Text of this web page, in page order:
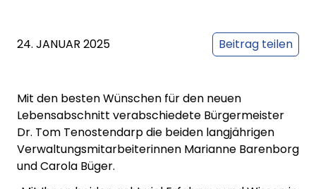
24. JANUAR 2025 Beitrag teilen
Mit den besten Wünschen für den neuen
Lebensabschnitt verabschiedete Bürgermeister
Dr. Tom Tenostendarp die beiden langjährigen
Verwaltungsmitarbeiterinnen Marianne Barenborg
und Carola Büger.